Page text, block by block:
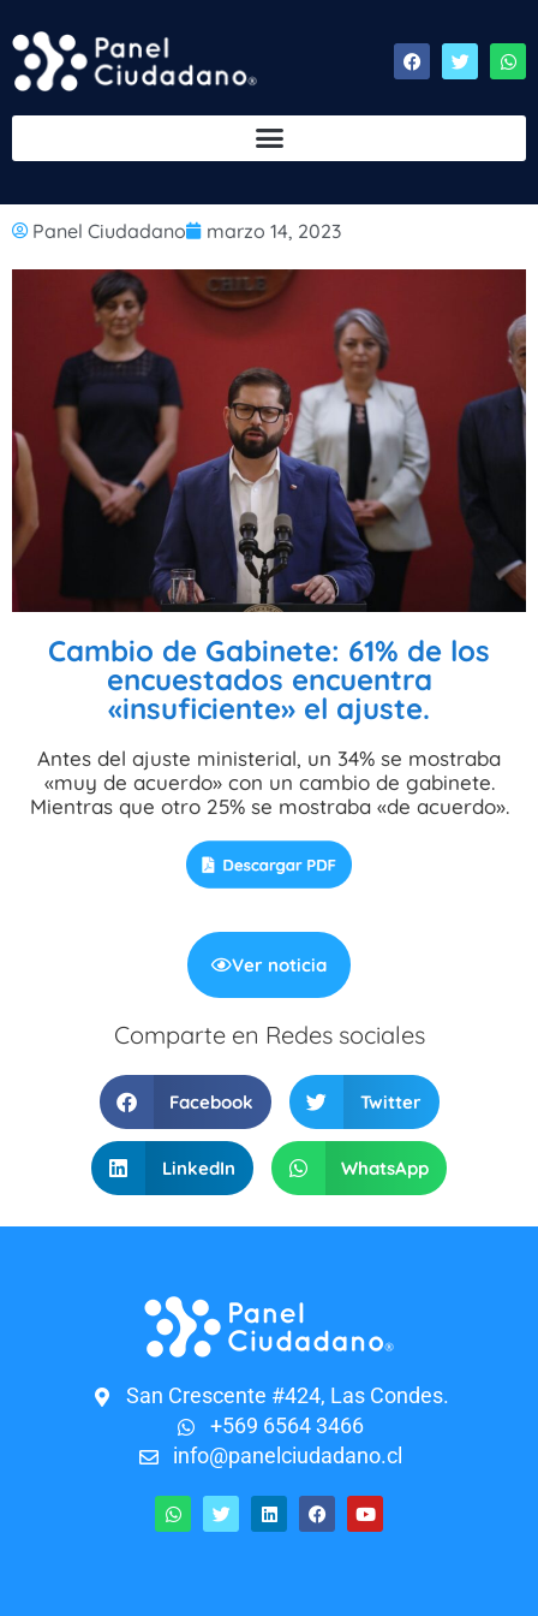
Panel Ciudadano marzo 14, 2023
Cambio de Gabinete: 61% de los
encuestados encuentra
«insuficiente» el ajuste.
Antes del ajuste ministerial, un 34% se mostraba
«muy de acuerdo» con un cambio de gabinete.
Mientras que otro 25% se mostraba «de acuerdo».
Ver noticia
Comparte en Redes sociales
Facebook Twitter
LinkedIn WhatsApp
San Crescente #424, Las Condes.
+569 6564 3466
info@panelciudadano.cl